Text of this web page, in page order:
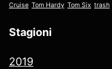
Cruise Tom Hardy Tom Six trash
Stagioni
2019